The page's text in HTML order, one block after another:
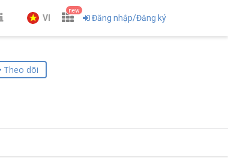
VI
new
Đăng nhập/Đăng ký
Theo dõi